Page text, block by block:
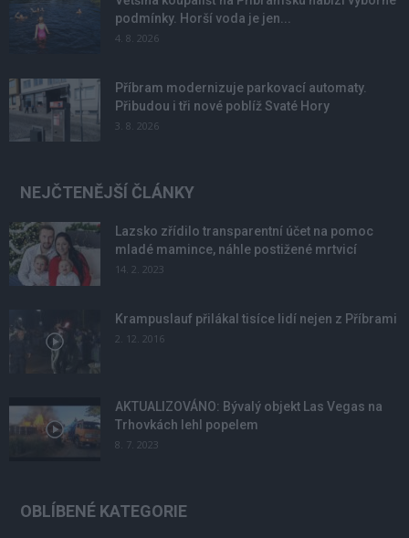
podmínky. Horší voda je jen...
4. 8. 2026
Příbram modernizuje parkovací automaty.
Přibudou i tři nové poblíž Svaté Hory
3. 8. 2026
NEJČTENĚJŠÍ ČLÁNKY
Lazsko zřídilo transparentní účet na pomoc
mladé mamince, náhle postižené mrtvicí
14. 2. 2023
Krampuslauf přilákal tisíce lidí nejen z Příbrami
2. 12. 2016
AKTUALIZOVÁNO: Bývalý objekt Las Vegas na
Trhovkách lehl popelem
8. 7. 2023
OBLÍBENÉ KATEGORIE